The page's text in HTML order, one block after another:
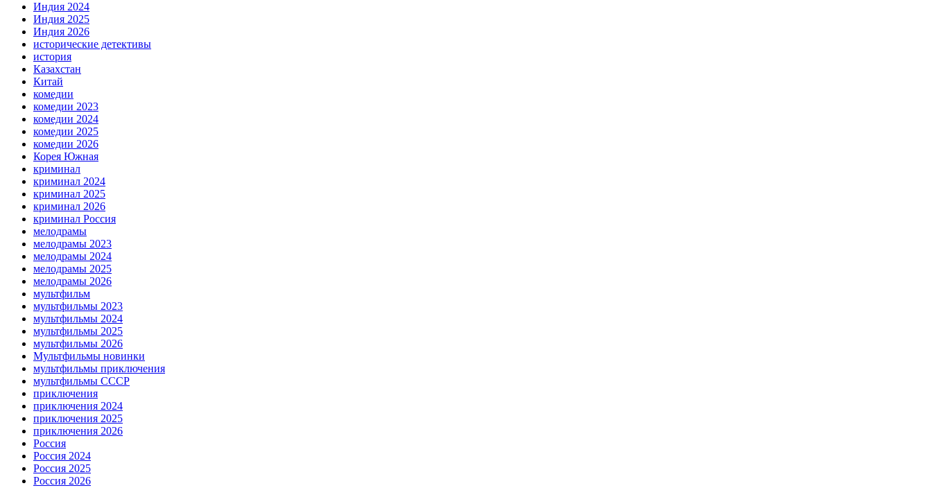
Индия 2024
Индия 2025
Индия 2026
исторические детективы
история
Казахстан
Китай
комедии
комедии 2023
комедии 2024
комедии 2025
комедии 2026
Корея Южная
криминал
криминал 2024
криминал 2025
криминал 2026
криминал Россия
мелодрамы
мелодрамы 2023
мелодрамы 2024
мелодрамы 2025
мелодрамы 2026
мультфильм
мультфильмы 2023
мультфильмы 2024
мультфильмы 2025
мультфильмы 2026
Мультфильмы новинки
мультфильмы приключения
мультфильмы СССР
приключения
приключения 2024
приключения 2025
приключения 2026
Россия
Россия 2024
Россия 2025
Россия 2026